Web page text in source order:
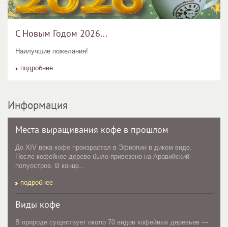
С Новым Годом 2026...
Наилучшие пожелания!
подробнее
Информация
Места выращивания кофе в прошлом
До XIV века кофе произрастал в Эфиопии в диком виде.
После кофейное дерево было привезено на Аравийский
полуостров. В конце...
подробнее
Виды кофе
В природе существует около 70 видов кофейных деревьев —